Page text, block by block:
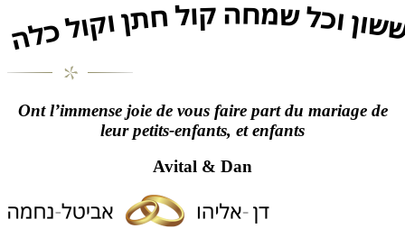
Ont l’immense joie de vous faire part du mariage de
leur petits-enfants, et enfants
Avital & Dan